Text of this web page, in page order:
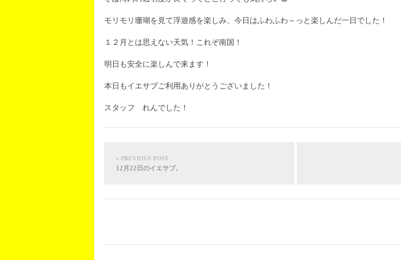
モリモリ珊瑚を見て浮遊感を楽しみ、今日はふわふわ～っと楽しんだ一日でした！
１２月とは思えない天気！これぞ南国！
明日も安全に楽しんで来ます！
本日もイエサブご利用ありがとうございました！
スタッフ れんでした！
« PREVIOUS POST
12月22日のイエサブ。